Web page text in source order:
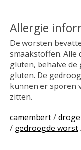
Allergie
De worsten
smaakstoffen. Alle
gluten, behalve de
gluten. De
kunnen er sporen
zitten.
camembert/
/ gedroogde worst